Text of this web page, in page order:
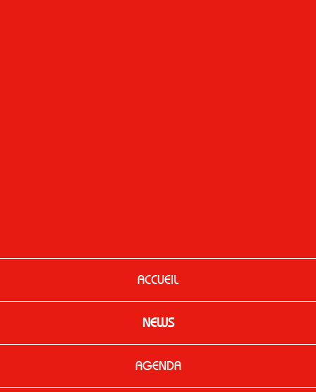
ACCUEIL
NEWS
AGENDA